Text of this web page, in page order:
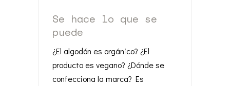
Se hace lo que se
puede
¿El algodón es orgánico? ¿El
producto es vegano? ¿Dónde se
confecciona la marca? Es